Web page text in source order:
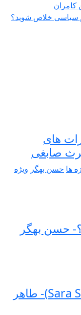
کامران
سیاسی خلاص شوید؟
های
صابغی
ها حسن بهگر ویژه
حسن بهگر
سارا استریدسبری (Sara Stridsberg)- طاهر